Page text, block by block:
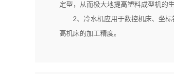
定型，从而极大地提高塑料成型机的生
2、冷水机应用于数控机床、坐
高机床的加工精度。